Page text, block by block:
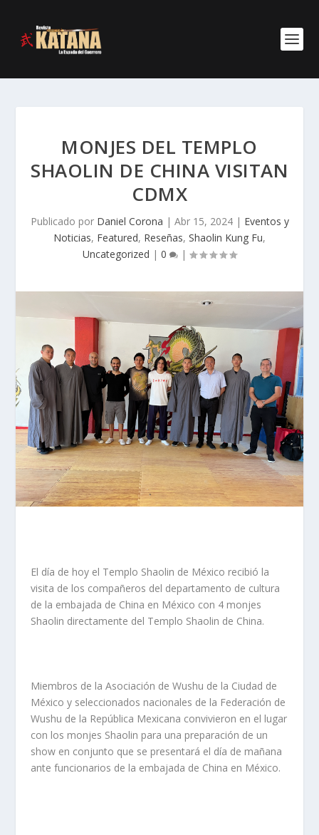
MONJES DEL TEMPLO
SHAOLIN DE CHINA VISITAN
CDMX
Publicado por Daniel Corona | Abr 15, 2024| Eventos y
Noticias, Featured, Reseñas, Shaolin Kung Fu,
Uncategorized | 0 |
El día de hoy el Templo Shaolin de México recibió la
visita de los compañeros del departamento de cultura
de la embajada de China en México con 4 monjes
Shaolin directamente del Templo Shaolin de China.
Miembros de la Asociación de Wushu de la Ciudad de
México y seleccionados nacionales de la Federación de
Wushu de la República Mexicana convivieron en el lugar
con los monjes Shaolin para una preparación de un
show en conjunto que se presentará el día de mañana
ante funcionarios de la embajada de China en México.